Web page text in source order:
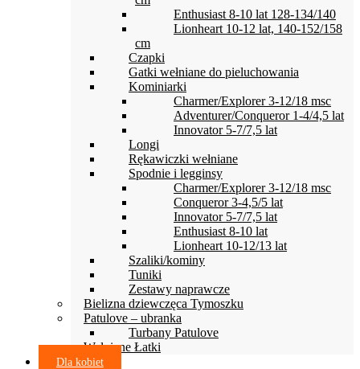
Enthusiast 8-10 lat 128-134/140
Lionheart 10-12 lat, 140-152/158
cm
Czapki
Gatki wełniane do pieluchowania
Kominiarki
Charmer/Explorer 3-12/18 msc
Adventurer/Conqueror 1-4/4,5 lat
Innovator 5-7/7,5 lat
Longi
Rękawiczki wełniane
Spodnie i legginsy
Charmer/Explorer 3-12/18 msc
Conqueror 3-4,5/5 lat
Innovator 5-7/7,5 lat
Enthusiast 8-10 lat
Lionheart 10-12/13 lat
Szaliki/kominy
Tuniki
Zestawy naprawcze
Bielizna dziewczęca Tymoszku
Patulove – ubranka
Turbany Patulove
Wełniane Łatki
Dla kobiet